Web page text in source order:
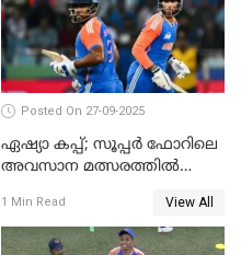
Posted On 27-09-2025
ഏഷ്യാ കപ്പ്; സൂപ്പർ ഫോറിലെ
അവസാന മത്സരത്തിൽ
1 Min Read View All